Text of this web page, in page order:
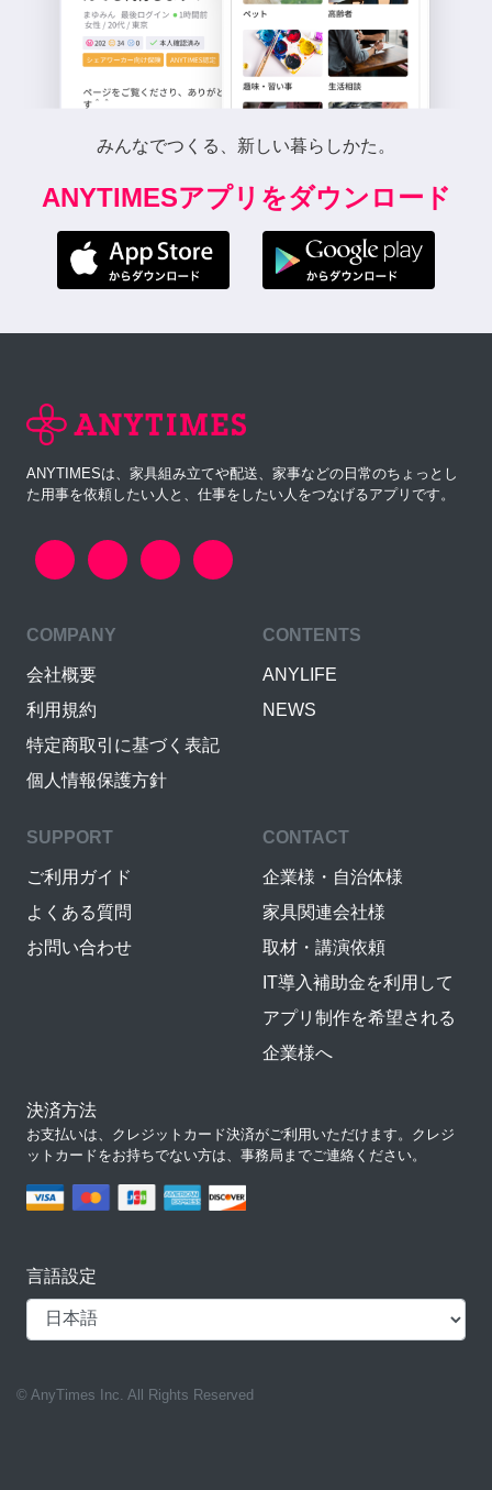
みんなでつくる、新しい暮らしかた。
ANYTIMESアプリをダウンロード
ANYTIMESは、家具組み立てや配送、家事などの日常のちょっとし
た用事を依頼したい人と、仕事をしたい人をつなげるアプリです。
COMPANY
会社概要
利用規約
特定商取引に基づく表記
個人情報保護方針
CONTENTS
ANYLIFE
NEWS
SUPPORT
ご利用ガイド
よくある質問
お問い合わせ
CONTACT
企業様・自治体様
家具関連会社様
取材・講演依頼
IT導入補助金を利用して
アプリ制作を希望される
企業様へ
決済方法
お支払いは、クレジットカード決済がご利用いただけます。クレジ
ットカードをお持ちでない方は、事務局までご連絡ください。
言語設定
© AnyTimes Inc. All Rights Reserved